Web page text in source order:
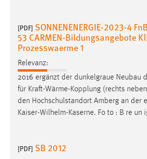
[PDF] SONNENENERGIE-2023-4
53 CARMEN-Bildungsangebote
Prozesswaerme 1
Relevanz:
2016 ergänzt der dunkelgraue Neubau
für Kraft-Wärme-Kopplung (rechts
den Hochschulstandort Amberg an der
Kaiser-Wilhelm-Kaserne. Fo to : B re un
[PDF] SB 2012